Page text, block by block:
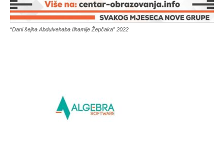
“Dani šejha Abdulvehaba Ilhamije Žepčaka” 2022